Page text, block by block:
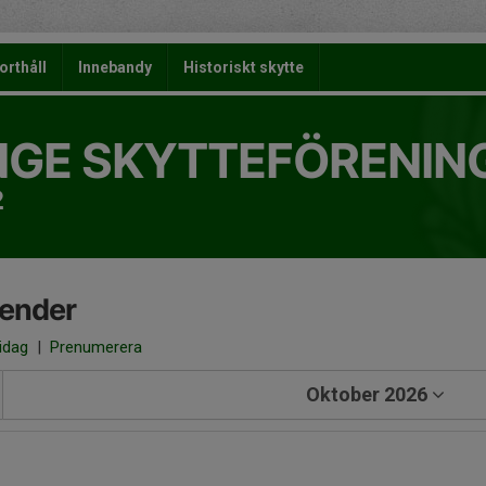
Innebandy Historiskt skytte
| Prenumerera
Oktober 2026